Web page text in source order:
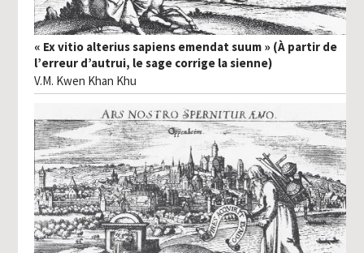
« Ex vitio alterius sapiens emendat suum » (À partir de
l’erreur d’autrui, le sage corrige la sienne)
V.M. Kwen Khan Khu